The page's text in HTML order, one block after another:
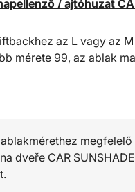
/ ajtóhuzat
az L vagy az
mérete 99, az ablak
dveře CAR